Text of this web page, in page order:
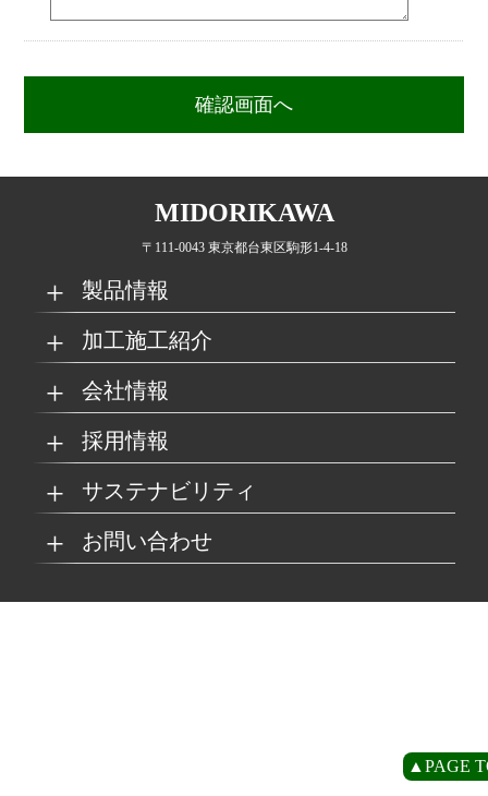
▲PAGE
MIDORIKAWA
〒111-0043 東京都台東区駒形1-4-18
製品情報
MKブランド製品 新商品紹介
取扱製品情報
SDSダウンロード
加工施工紹介
グループの総合力 乗り物
工場
環境 商業施設
会社情報
会社概要 経営理念
沿革
採用情報
マイナビ採用ページ
サステナビリティ
リサイクルへの取り組
SDGsへの取り組み
お問い合わせ